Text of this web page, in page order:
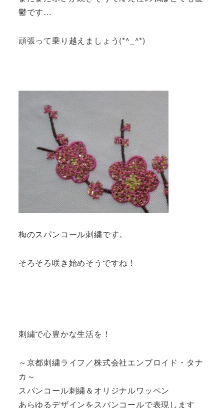
鬱です…
頑張って乗り越えましょう(*^_^*)
梅のスパンコール刺繍です。
そろそろ咲き始めそうですね！
刺繍で心豊かな生活を！
～京都刺繍ライフ／株式会社エンブロイド・タナ
カ～
スパンコール刺繍＆オリジナルワッペン
あらゆるデザインをスパンコールで表現します